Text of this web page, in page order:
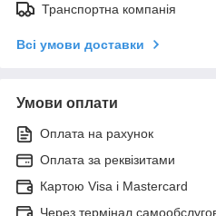
Транспортна компанія
Всі умови доставки
Умови оплати
Оплата на рахунок
Оплата за реквізитами
Картою Visa і Mastercard
Через термінал